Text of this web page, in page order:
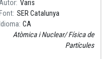
de La SER Catalunya.
Varis
Font SER Catalunya
Idioma CA
Atòmica i Nuclear Física de
Partícules